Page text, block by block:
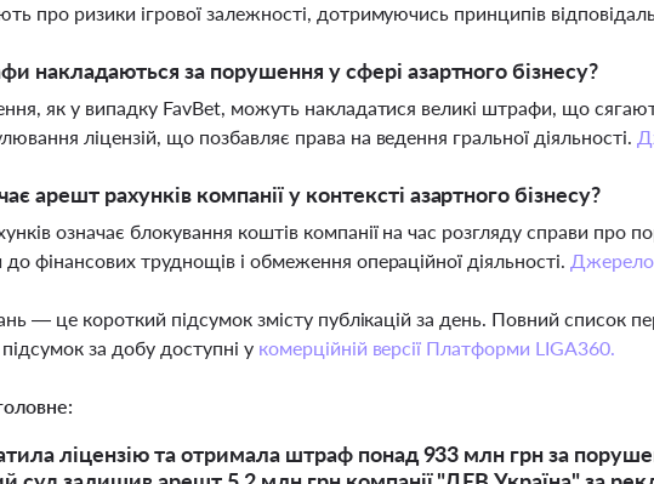
про ризики ігрової залежності, дотримуючись принципів
накладаються за порушення у сфері азартного бізнесу?
як у випадку FavBet, можуть накладатися великі штрафи, що
ліцензій, що позбавляє права на ведення гральної діяльності.
арешт рахунків компанії у контексті азартного бізнесу?
означає блокування коштів компанії на час розгляду справи
до фінансових труднощів і обмеження операційної діяльності. Джерело
— це короткий підсумок змісту публікацій за день. Повний список
за добу доступні у комерційній версії Платформи LIGA360.
ліцензію та отримала штраф понад 933 млн грн за